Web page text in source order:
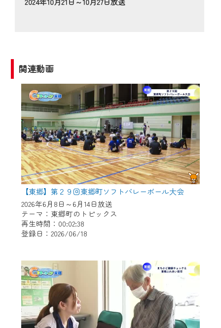
関連動画
【東郷】第２９回東郷町ソフトバレーボール大会
2026年6月8日～6月14日放送
テーマ：東郷町のトピックス
再生時間：00:02:38
登録日：2026/06/18
2024年9月24日からはご加入者様へのサー
ビス向上のため、
『CCNet Web TV』を利用いただくには、
一部コンテンツを除き、
CCNetサービスへの加入と『CCNetマイ
ページ※』へのログインが必要となりま
す。
何卒、ご理解ご了承の程よろしくお願い
いたします。
※マイページへのログインには、MyIDが必
要となります。
※MyIDとは、CCNet Web TVを含むCCNetの
各種サービスをご利用頂くためのIDです。
（GmailやYahooなどのフリーメールアドレ
スでも作成可能です）
※マイページへのログイン・MyIDの新規登
録はこちらから
※CCNetアプリをご利用中の方は引き続き